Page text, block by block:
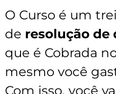
O Curso é um
de resolução de
que é Cobrada
mesmo você
Com isso, você